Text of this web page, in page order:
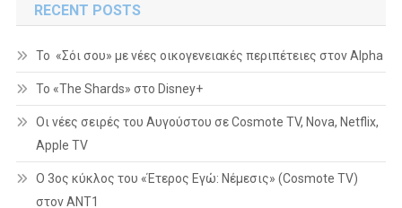
RECENT POSTS
Το «Σόι σου» με νέες οικογενειακές περιπέτειες στον Alpha
To «The Shards» στο Disney+
Οι νέες σειρές του Αυγούστου σε Cosmote TV, Nova, Netflix,
Apple TV
Ο 3ος κύκλος του «Έτερος Εγώ: Νέμεσις» (Cosmote TV)
στον ΑΝΤ1